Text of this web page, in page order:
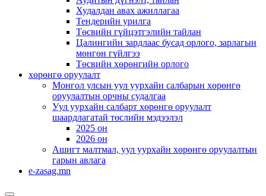
Худалдан авах ажиллагаа
Тендерийн урилга
Төсвийн гүйцэтгэлийн тайлан
Цалингийн зардлаас бусад орлого, зарлагын
мөнгөн гүйлгээ
Төсвийн хөрөнгийн орлого
хөрөнгө оруулалт
Монгол улсын уул уурхайн салбарын хөрөнгө
оруулалтын орчны судалгаа
Уул уурхайн салбарт хөрөнгө оруулалт
шаардлагатай төслийн мэдээлэл
2025 он
2026 он
Ашигт малтмал, уул уурхайн хөрөнгө оруулалтын
гарын авлага
e-zasag.mn